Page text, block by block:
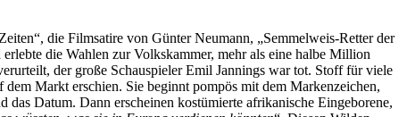
, die Filmsatire von Günter Neumann,
Semmelweis-Retter der
die Wahlen zur Volkskammer, mehr als eine halbe Million
der große Schauspieler Emil Jannings war tot. Stoff für viele
Markt erschien. Sie beginnt pompös mit dem Markenzeichen,
Datum. Dann erscheinen kostümierte afrikanische Eingeborene,